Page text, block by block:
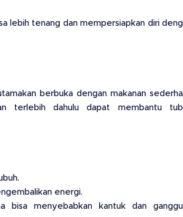
lebih tenang dan mempersiapkan diri
berbuka dengan makanan
terlebih dahulu dapat membantu
energi.
bisa menyebabkan kantuk dan